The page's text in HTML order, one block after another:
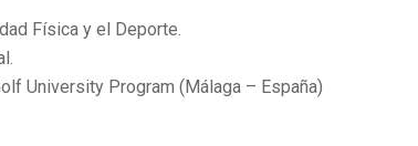
Física y el Deporte.
University Program (Málaga – España)